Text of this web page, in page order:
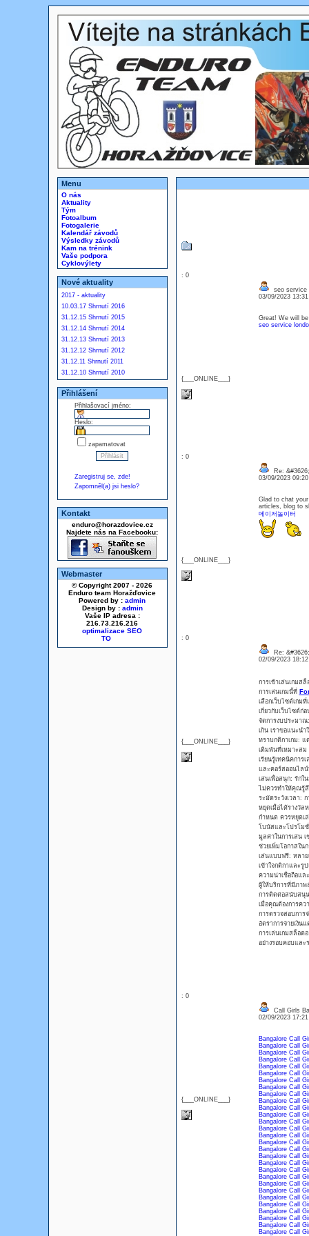
Menu
O nás
Aktuality
Tým
Fotoalbum
Fotogalerie
Kalendář závodů
Výsledky závodů
Kam na trénink
Vaše podpora
Cyklovýlety
Nové aktuality
2017 - aktuality
10.03.17 Shrnutí 2016
31.12.15 Shrnutí 2015
31.12.14 Shrnutí 2014
31.12.13 Shrnutí 2013
31.12.12 Shrnutí 2012
31.12.11 Shrnutí 2011
31.12.10 Shrnutí 2010
Přihlášení
Přihlašovací jméno:
Heslo:
zapamatovat
Zaregistruj se, zde!
Zapomněl(a) jsi heslo?
Kontakt
enduro@horazdovice.cz
Najdete nás na Facebooku:
Webmaster
© Copyright 2007 - 2026
Enduro team Horažďovice
Powered by : admin
Design by : admin
Vaše IP adresa :
216.73.216.216
optimalizace SEO
: 0
{___ONLINE___}
seo service
03/09/2023
Great! We will
seo service
: 0
{___ONLINE___}
Re:
03/09/2023
Glad to chat
articles, blog to
메이저놀이터
: 0
{___ONLINE___}
Re:
02/09/2023
การเข้าเล่นเกมส
การเล่นเกมนี้ที่
เลือกเว็บไซต์เกม
เกี่ยวกับเว็บไซต์ก่
จัดการงบประมาณ
เกิน เราขอแนะน
ทราบกติกาเกม: แ
เดิมพันที่เหมาะสม
เรียนรู้เทคนิคการ
และคอร์สออนไลน์
เล่นเพื่อสนุก: รักใ
ไม่ควรทำให้คุณรู้สึ
ระมัดระวังเวลา:
หยุดเมื่อได้รางวั
กำหนด ควรหยุดเ
โบนัสและโปรโม
มูลค่าในการเล่น
ช่วยเพิ่มโอกาสใน
เล่นแบบฟรี: หลาย
เข้าใจกติกาและรู
ความน่าเชื่อถือแล
ผู้ให้บริการที่มีภา
การติดต่อสนับสนุน
เมื่อคุณต้องการค
การตรวจสอบการ
อัตราการจ่ายเงิน
การเล่นเกมสล็อต
อย่างรอบคอบและ
: 0
{___ONLINE___}
Call Girls
02/09/2023
Bangalore Call
Bangalore Call
Bangalore Call
Bangalore Call
Bangalore Call
Bangalore Call
Bangalore Call
Bangalore Call
Bangalore Call
Bangalore Call
Bangalore Call
Bangalore Call
Bangalore Call
Bangalore Call
Bangalore Call
Bangalore Call
Bangalore Call
Bangalore Call
Bangalore Call
Bangalore Call
Bangalore Call
Bangalore Call
Bangalore Call
Bangalore Call
Bangalore Call
Bangalore Call
Bangalore Call
Bangalore Call
Bangalore Call